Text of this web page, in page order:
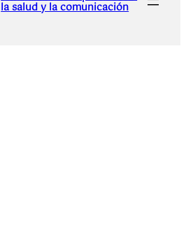
la salud y la comunicación